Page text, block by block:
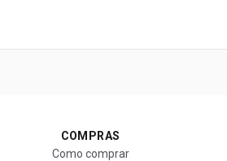
COMPRAS
Como comprar